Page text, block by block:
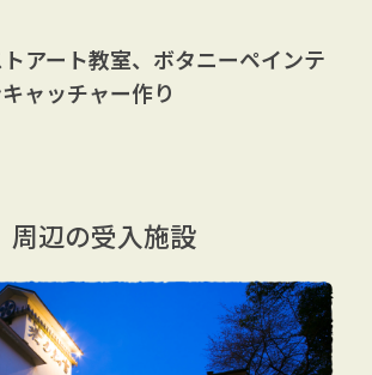
アート教室、ボタニーペインテ
ャッチャー作り
周辺の受入施設